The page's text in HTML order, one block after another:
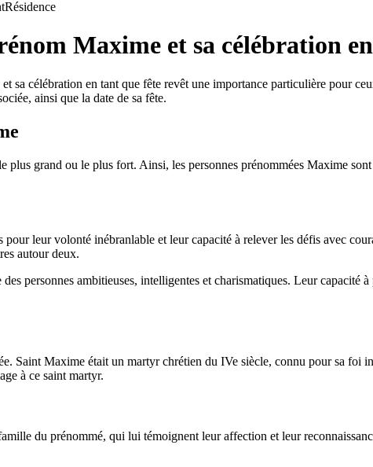
Résidence
Maxime et sa célébration
sa célébration en tant que fête revêt une importance particulière pour
ainsi que la date de sa fête.
grand ou le plus fort. Ainsi, les personnes prénommées Maxime
leur volonté inébranlable et leur capacité à relever les défis avec
autour deux.
personnes ambitieuses, intelligentes et charismatiques. Leur capacité
Saint Maxime était un martyr chrétien du IVe siècle, connu pour sa foi
à ce saint martyr.
du prénommé, qui lui témoignent leur affection et leur